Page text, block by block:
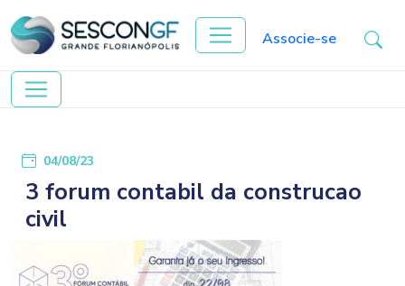
Associe-se
04/08/23
3 forum contabil da construcao
civil